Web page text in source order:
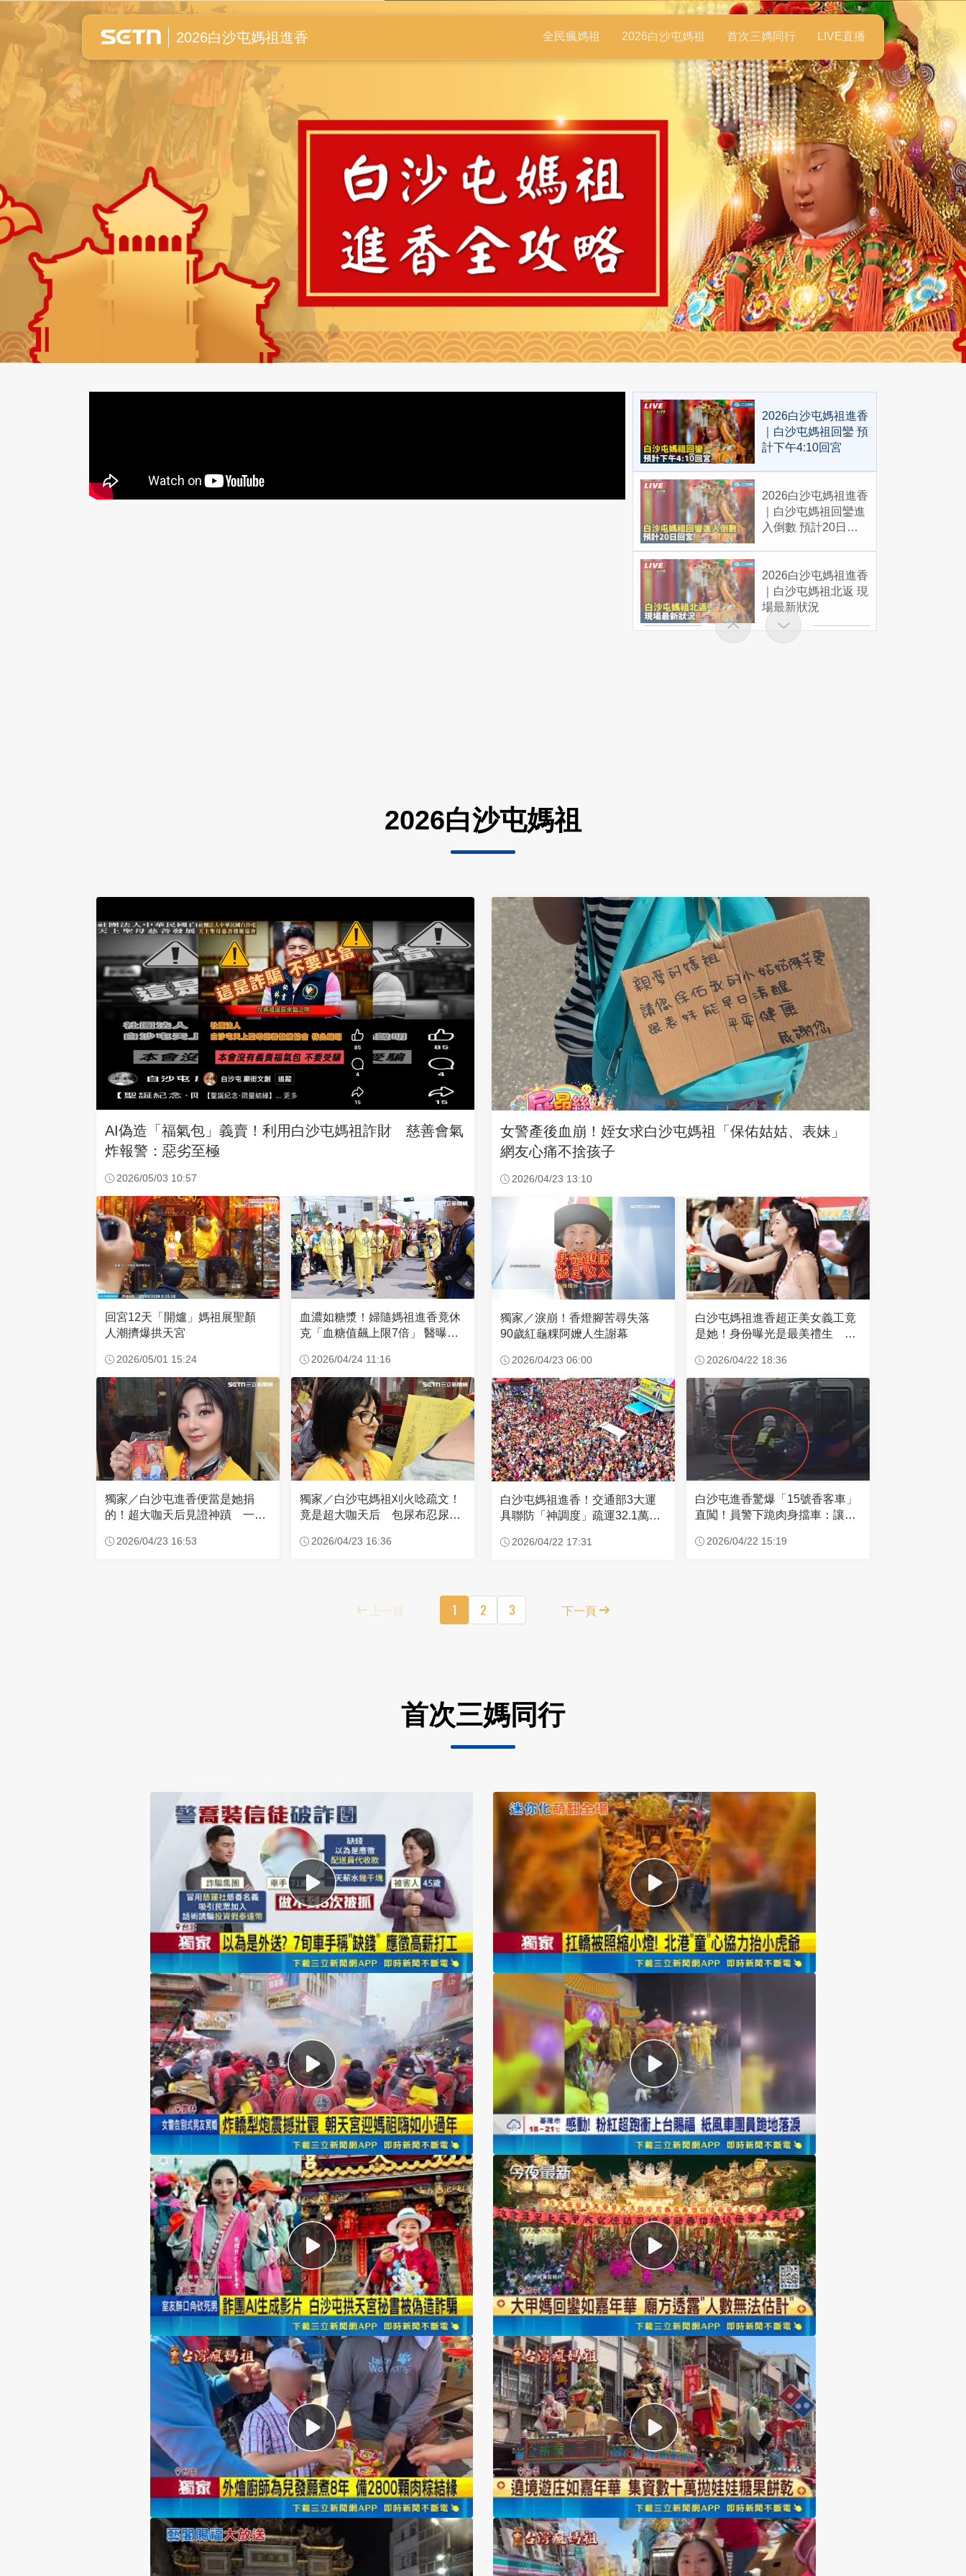
白沙屯媽祖進香全紀錄
2026白沙屯媽祖進香 全民瘋媽祖 2026白沙屯媽祖 首次三媽同行 LIVE直播
2026白沙屯媽祖進香
｜白沙屯媽祖回鑾 預
計下午4:10回宮
2026白沙屯媽祖進香
｜白沙屯媽祖回鑾進
入倒數 預計20日回
2026白沙屯媽祖進香
｜白沙屯媽祖北返 現
場最新狀況
2026白沙屯媽祖
AI偽造「福氣包」義賣！利用白沙屯媽祖詐財 慈善會氣
炸報警：惡劣至極
2026/05/03 10:57
回宮12天「開爐」媽祖展聖顏
人潮擠爆拱天宮
2026/05/01 15:24
血濃如糖漿！婦隨媽祖進香竟休
克「血糖值飆上限7倍」 醫曝原
2026/04/24 11:16
獨家／白沙屯進香便當是她捐
的！超大咖天后見證神蹟 一靠
2026/04/23 16:53
獨家／白沙屯媽祖刈火唸疏文！
竟是超大咖天后 包尿布忍尿5
2026/04/23 16:36
女警產後血崩！姪女求白沙屯媽祖「保佑姑姑、表妹」
網友心痛不捨孩子
2026/04/23 13:10
獨家／淚崩！香燈腳苦尋失落
90歲紅龜粿阿嬤人生謝幕
2026/04/23 06:00
白沙屯媽祖進香超正美女義工竟
是她！身份曝光是最美禮生 一
2026/04/22 18:36
白沙屯媽祖進香！交通部3大運
具聯防「神調度」疏運32.1萬創
2026/04/22 17:31
白沙屯進香驚爆「15號香客車」
直闖！員警下跪肉身擋車：讓行
2026/04/22 15:19
上一頁 1 2 3 下一頁
首次三媽同行